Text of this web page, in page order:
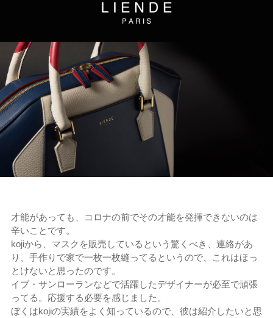
才能があっても、コロナの前でその才能を発揮できないのは
辛いことです。
kojiから、マスクを販売しているという驚くべき、連絡があ
り、手作りで家で一枚一枚縫ってるというので、これはほっ
とけないと思ったのです。
イブ・サンローランなどで活躍したデザイナーが必至で頑張
ってる。応援する必要を感じました。
ぼくはkojiの実績をよく知っているので、彼は紹介したいと思